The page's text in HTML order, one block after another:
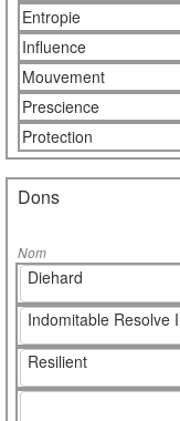
Entropie
Influence
Mouvement
Prescience
Protection
Dons
Nom
Diehard
Indomitable Resolve I
Resilient